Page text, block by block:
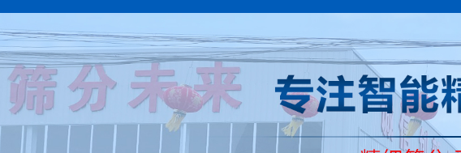
资质荣誉 鹤壁输送机械
鹤壁提升机械
鹤壁振动电机